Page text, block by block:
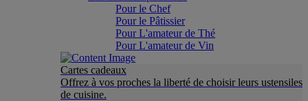
Pour le Chef
Pour le Pâtissier
Pour L'amateur de Thé
Pour L'amateur de Vin
Cartes cadeaux
Offrez à vos proches la liberté de choisir leurs ustensiles
de cuisine.